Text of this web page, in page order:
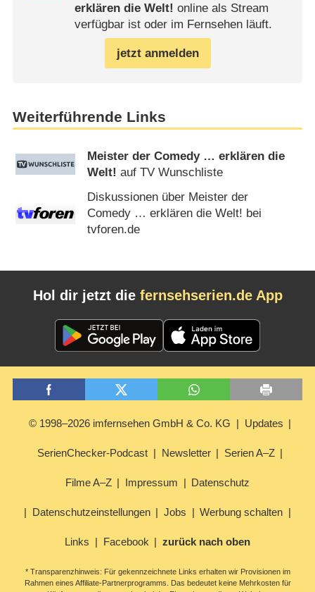
erklären die Welt! online als Stream
verfügbar ist oder im Fernsehen läuft.
jetzt anmelden
Weiterführende Links
Meister der Comedy … erklären die
Welt! auf TV Wunschliste
Diskussionen über Meister der
Comedy … erklären die Welt! bei
tvforen.de
Hol dir jetzt die fernsehserien.de App
© 1998–2026 imfernsehen GmbH & Co. KG Updates
SerienChecker-Podcast Newsletter Serien A–Z
Filme A–Z Impressum Datenschutz
Datenschutzeinstellungen Jobs Werbung schalten
Links Facebook zurück nach oben
* Transparenzhinweis: Für gekennzeichnete Links erhalten wir Provisionen im
Rahmen eines Affiliate-Partnerprogramms. Das bedeutet keine Mehrkosten für